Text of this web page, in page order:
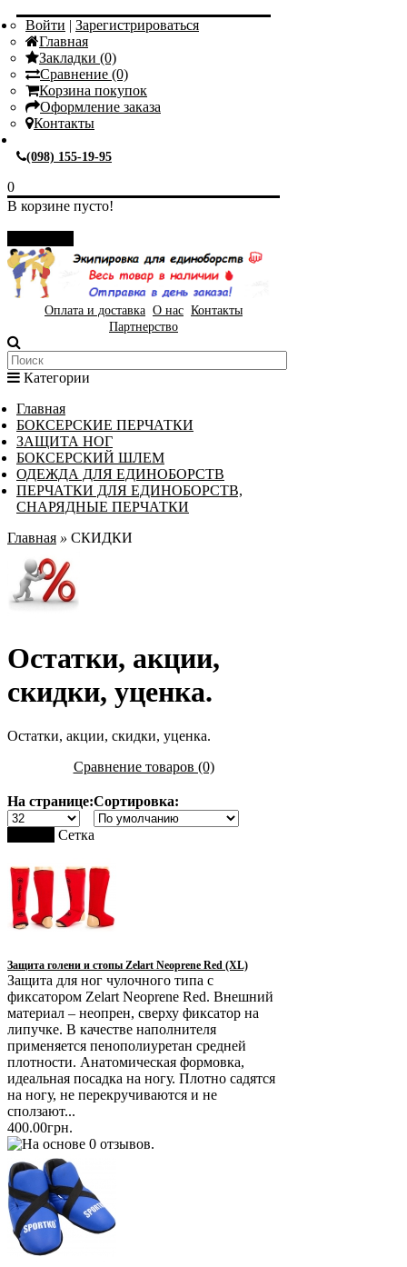
Войти | Зарегистрироваться
Главная
Закладки (0)
Сравнение (0)
Корзина покупок
Оформление заказа
Контакты
(098) 155-19-95
0
В корзине пусто!
Оплата и доставка О нас Контакты
Партнерство
Категории
Главная
БОКСЕРСКИЕ ПЕРЧАТКИ
ЗАЩИТА НОГ
БОКСЕРСКИЙ ШЛЕМ
ОДЕЖДА ДЛЯ ЕДИНОБОРСТВ
ПЕРЧАТКИ ДЛЯ ЕДИНОБОРСТВ,
СНАРЯДНЫЕ ПЕРЧАТКИ
Главная » СКИДКИ
Остатки, акции,
скидки, уценка.
Остатки, акции, скидки, уценка.
Сравнение товаров (0)
На странице:Сортировка:
Сетка
Защита голени и стопы Zelart Neoprene Red (XL)
Защита для ног чулочного типа с
фиксатором Zelart Neoprene Red. Внешний
материал – неопрен, сверху фиксатор на
липучке. В качестве наполнителя
применяется пенополиуретан средней
плотности. Анатомическая формовка,
идеальная посадка на ногу. Плотно садятся
на ногу, не перекручиваются и не
сползают...
400.00грн.